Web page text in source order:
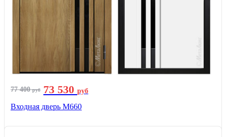
77 400руб 73 530 руб
Входная дверь М660